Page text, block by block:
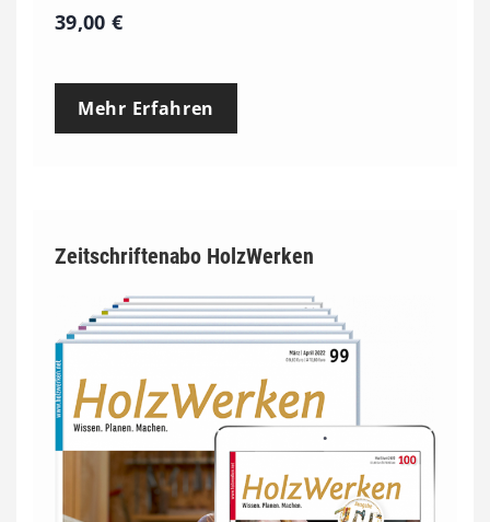
39,00€
Mehr Erfahren
Zeitschriftenabo HolzWerken